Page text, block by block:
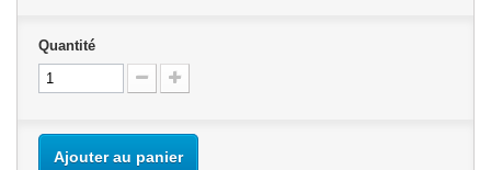
Quantité
Ajouter au panier